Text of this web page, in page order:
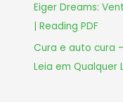
Eiger Dreams:
| Reading PDF
Cura e auto cura
Leia em Qualquer